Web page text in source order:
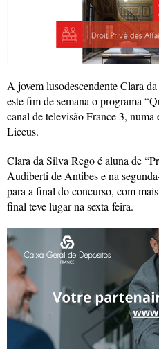
A jovem lusodescendente Clara
este fim de semana o programa
canal de televisão France 3,
Liceus.
Clara da Silva Rego é aluna de
Audiberti de Antibes e na
para a final do concurso, com
final teve lugar na sexta-feira.